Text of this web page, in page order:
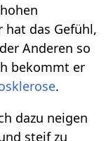
hat das Gefühl,
Anderen so
bekommt er
.
dazu neigen
steif zu